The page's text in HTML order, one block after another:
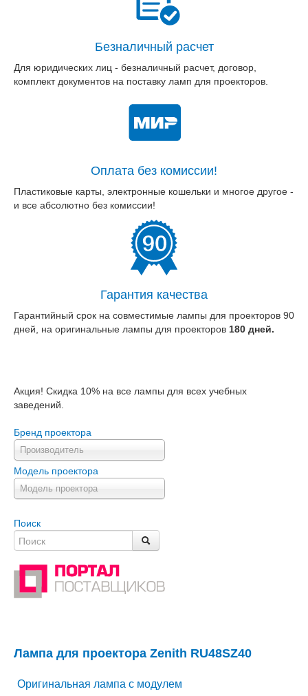
Безналичный расчет
Для юридических лиц - безналичный расчет, договор,
комплект документов на поставку ламп для проекторов.
Оплата без комиссии!
Пластиковые карты, электронные кошельки и многое другое -
и все абсолютно без комиссии!
Гарантия качества
Гарантийный срок на совместимые лампы для проекторов 90
дней, на оригинальные лампы для проекторов 180 дней.
Акция! Скидка 10% на все лампы для всех учебных
заведений.
Бренд проектора
Производитель
Модель проектора
Модель проектора
Поиск
Лампа для проектора Zenith RU48SZ40
Оригинальная лампа с модулем